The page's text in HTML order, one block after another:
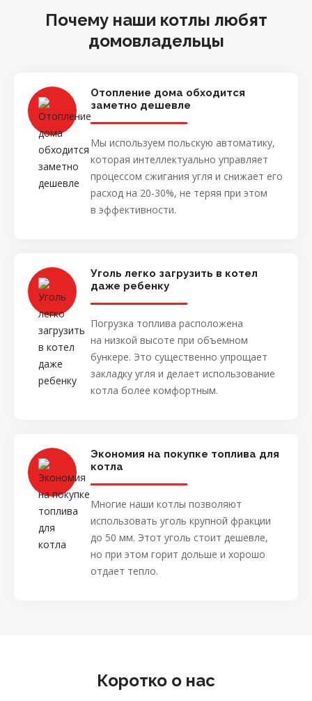
Почему наши котлы любят
домовладельцы
Отопление дома обходится
заметно дешевле
Мы используем польскую автоматику,
которая интеллектуально управляет
процессом сжигания угля и снижает его
расход на 20-30%, не теряя при этом
в эффективности.
Уголь легко загрузить в котел
даже ребенку
Погрузка топлива расположена
на низкой высоте при объемном
бункере. Это существенно упрощает
закладку угля и делает использование
котла более комфортным.
Экономия на покупке топлива для
котла
Многие наши котлы позволяют
использовать уголь крупной фракции
до 50 мм. Этот уголь стоит дешевле,
но при этом горит дольше и хорошо
отдает тепло.
Коротко о нас